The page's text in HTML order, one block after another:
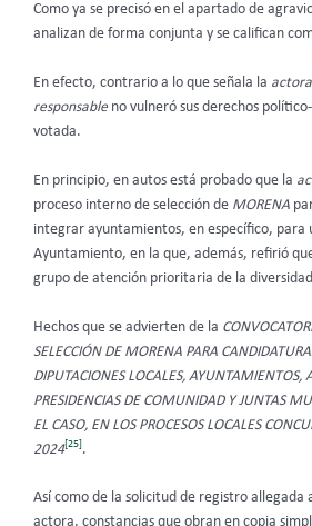
Como ya se precisó en el apartado de
analizan de forma conjunta y se califican
En efecto, contrario a lo que señala la actora
responsableno vulneró sus derechos
votada.
En principio, en autos está probado que la
proceso interno de selección de MORENA
integrar ayuntamientos, en específico, para
Ayuntamiento, en la que, además, refirió
grupo de atención prioritaria de la
Hechos que se advierten de la
SELECCIÓN DE MORENA PARA
DIPUTACIONES LOCALES, AYUNTAMIENTOS,
PRESIDENCIAS DE COMUNIDAD Y JUNTAS
EL CASO, EN LOS PROCESOS LOCALES
2024[25] .
Así como de la solicitud de registro allegada
actora, constancias que obran en copia